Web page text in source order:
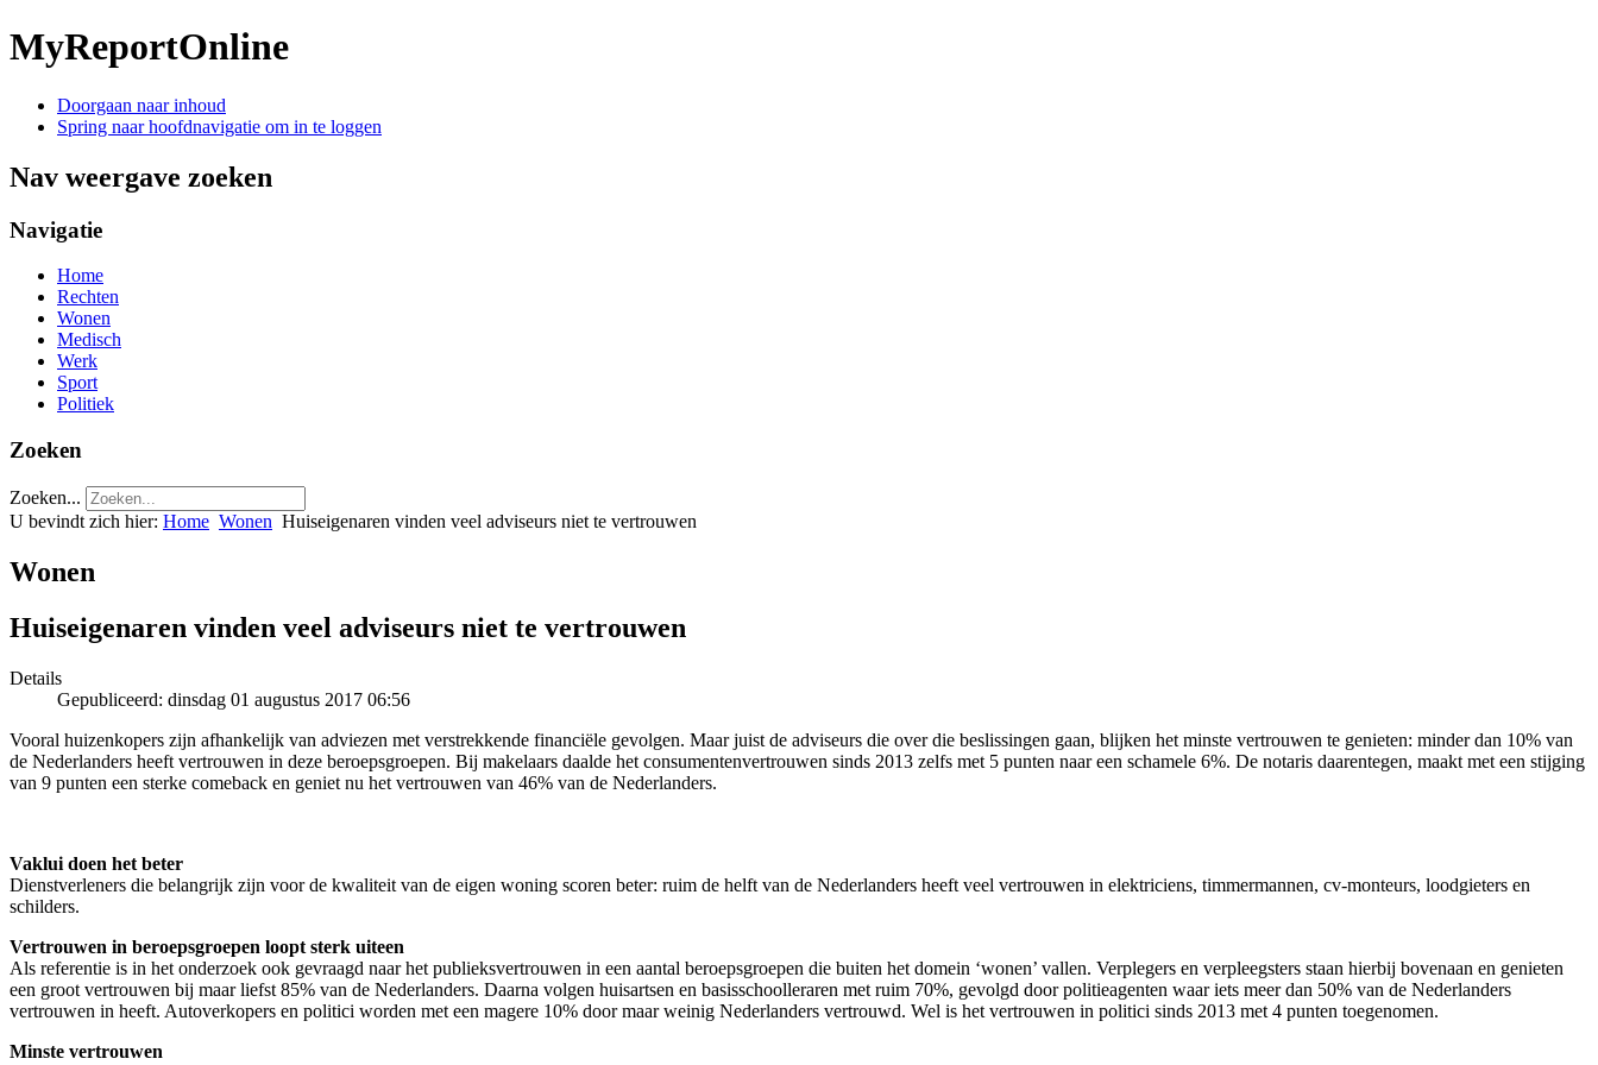
MyReportOnline
Doorgaan naar inhoud
Spring naar hoofdnavigatie om in te loggen
Nav weergave zoeken
Navigatie
Home
Rechten
Wonen
Medisch
Werk
Sport
Politiek
Zoeken
Zoeken...
U bevindt zich hier: Home Wonen Huiseigenaren vinden veel adviseurs niet te vertrouwen
Wonen
Huiseigenaren vinden veel adviseurs niet te vertrouwen
Details
Gepubliceerd: dinsdag 01 augustus 2017 06:56
Vooral huizenkopers zijn afhankelijk van adviezen met verstrekkende financiële gevolgen. Maar juist de adviseurs die over die beslissingen gaan, blijken het minste vertrouwen te genieten: minder dan 10% van
de Nederlanders heeft vertrouwen in deze beroepsgroepen. Bij makelaars daalde het consumentenvertrouwen sinds 2013 zelfs met 5 punten naar een schamele 6%. De notaris daarentegen, maakt met een stijging
van 9 punten een sterke comeback en geniet nu het vertrouwen van 46% van de Nederlanders.
Vaklui doen het beter
Dienstverleners die belangrijk zijn voor de kwaliteit van de eigen woning scoren beter: ruim de helft van de Nederlanders heeft veel vertrouwen in elektriciens, timmermannen, cv-monteurs, loodgieters en
schilders.
Vertrouwen in beroepsgroepen loopt sterk uiteen
Als referentie is in het onderzoek ook gevraagd naar het publieksvertrouwen in een aantal beroepsgroepen die buiten het domein ‘wonen’ vallen. Verplegers en verpleegsters staan hierbij bovenaan en genieten
een groot vertrouwen bij maar liefst 85% van de Nederlanders. Daarna volgen huisartsen en basisschoolleraren met ruim 70%, gevolgd door politieagenten waar iets meer dan 50% van de Nederlanders
vertrouwen in heeft. Autoverkopers en politici worden met een magere 10% door maar weinig Nederlanders vertrouwd. Wel is het vertrouwen in politici sinds 2013 met 4 punten toegenomen.
Minste vertrouwen